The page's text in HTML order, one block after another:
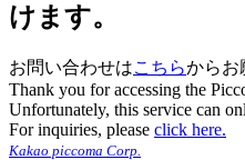
けます。
お問い合わせはこちらからお
Thank you for accessing the
Unfortunately, this service can
For inquiries, please click here.
Kakao piccoma Corp.